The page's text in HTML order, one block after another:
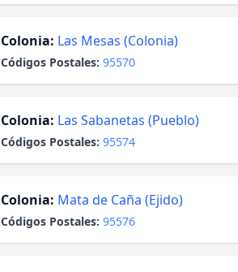
Colonia: Las Mesas (Colonia)
Códigos Postales: 95570
Colonia: Las Sabanetas (Pueblo)
Códigos Postales: 95574
Colonia: Mata de Caña (Ejido)
Códigos Postales: 95576